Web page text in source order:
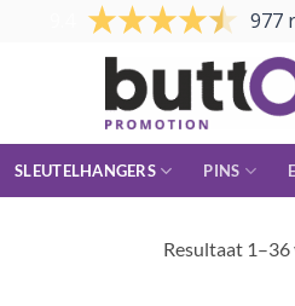
977
SLEUTELHANGERS PINS
Resultaat